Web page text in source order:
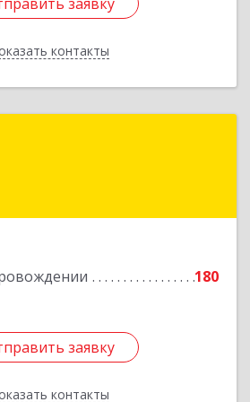
контакты
Назад
180
заявку
контакты
обл, Губкинский р-н,
заявку
Назад